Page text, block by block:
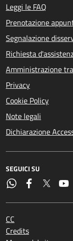
Leggi le FAQ
Prenotazione
Segnalazione
Richiesta
Amministrazione
Privacy
Cookie Policy
Note legali
Dichiarazione
SEGUICI SU
CC
Credits